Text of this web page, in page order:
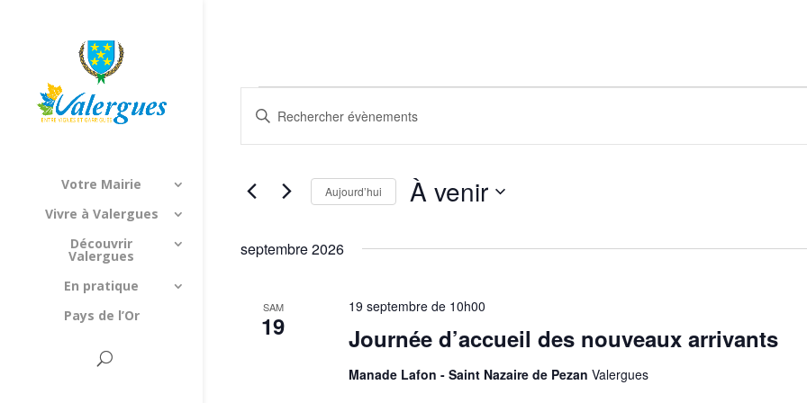
Votre Mairie
Vivre à Valergues
Découvrir
Valergues
En pratique
Pays de l’Or
Évènements
et
navigation
vues
Saisir
Rechercher
Évènements
mot-
Aujourd’hui À venir
septembre 2026
SAM
19 Journée d’accueil des nouveaux arrivants
19 septembre de 10h00
Manade Lafon - Saint Nazaire de PezanValergues